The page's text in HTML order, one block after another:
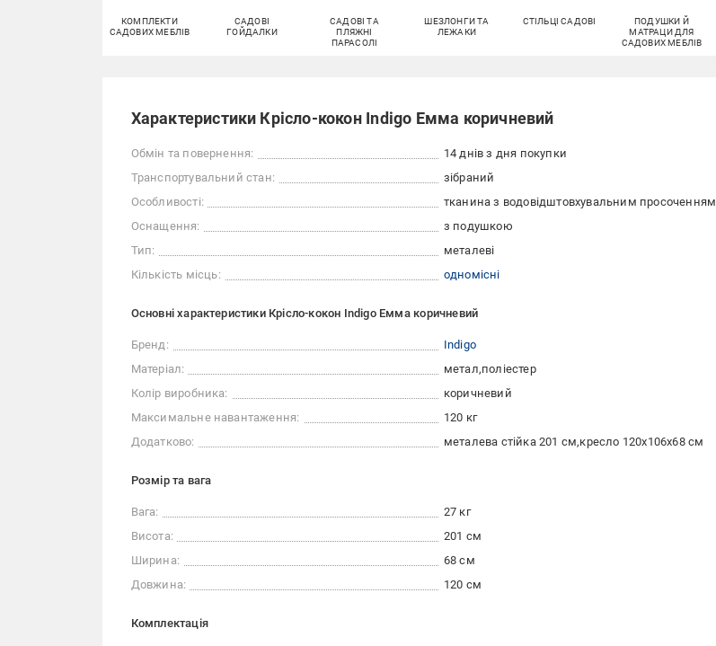
КОМПЛЕКТИ
САДОВИХ МЕБЛІВ
САДОВІ
ГОЙДАЛКИ
САДОВІ ТА
ПЛЯЖНІ
ПАРАСОЛІ
ШЕЗЛОНГИ ТА
ЛЕЖАКИ
СТІЛЬЦІ САДОВІ
ПОДУШКИ Й
МАТРАЦИ ДЛЯ
САДОВИХ МЕБЛІВ
Характеристики Крісло-кокон Indigo Емма коричневий
Обмін та повернення:
14 днів з дня покупки
Транспортувальний стан:
зібраний
Особливості:
тканина з водовідштовхувальним просоченням
Оснащення:
з подушкою
Тип:
металеві
Кількість місць:
одномісні
Основні характеристики Крісло-кокон Indigo Емма коричневий
Бренд:
Indigo
Матеріал:
метал поліестер
Колір виробника:
коричневий
Максимальне навантаження:
120 кг
Додатково:
металева стійка 201 см кресло 120x106x68 см
Розмір та вага
Вага:
27 кг
Висота:
201 см
Ширина:
68 см
Довжина:
120 см
Комплектація